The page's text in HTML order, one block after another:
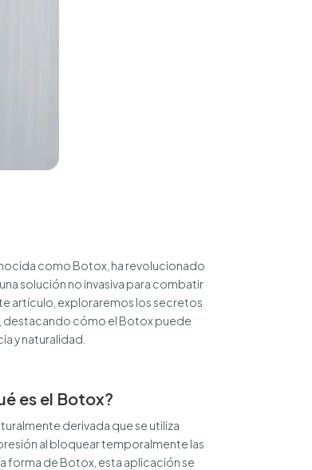
como Botox, ha revolucionado
solución no invasiva para combatir
artículo, exploraremos los secretos
destacando cómo el Botox puede
y naturalidad.
es el Botox?
derivada que se utiliza
al bloquear temporalmente las
forma de Botox, esta aplicación se